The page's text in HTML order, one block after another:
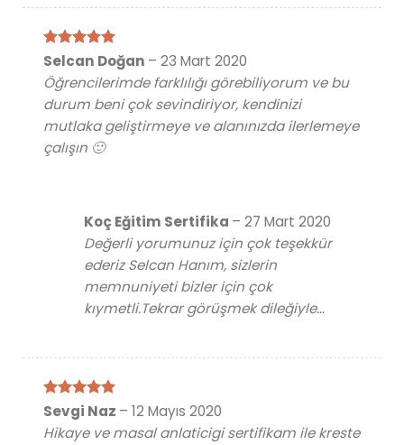
5 üzerinden
Selcan Doğan – 23 Mart 2020
Öğrencilerimde farklılığı görebiliyorum ve bu
durum beni çok sevindiriyor, kendinizi
mutlaka geliştirmeye ve alanınızda ilerlemeye
çalışın 🙂
Koç Eğitim Sertifika – 27 Mart 2020
Değerli yorumunuz için çok teşekkür
ederiz Selcan Hanım, sizlerin
memnuniyeti bizler için çok
kıymetli.Tekrar görüşmek dileğiyle…
5 üzerinden
oy aldı
Sevgi Naz – 12 Mayıs 2020
Hikaye ve masal anlaticigi sertifikam ile kreste